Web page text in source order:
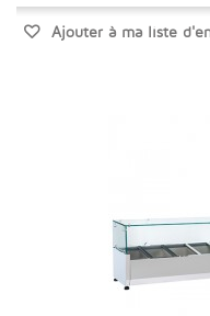
Ajouter à ma liste